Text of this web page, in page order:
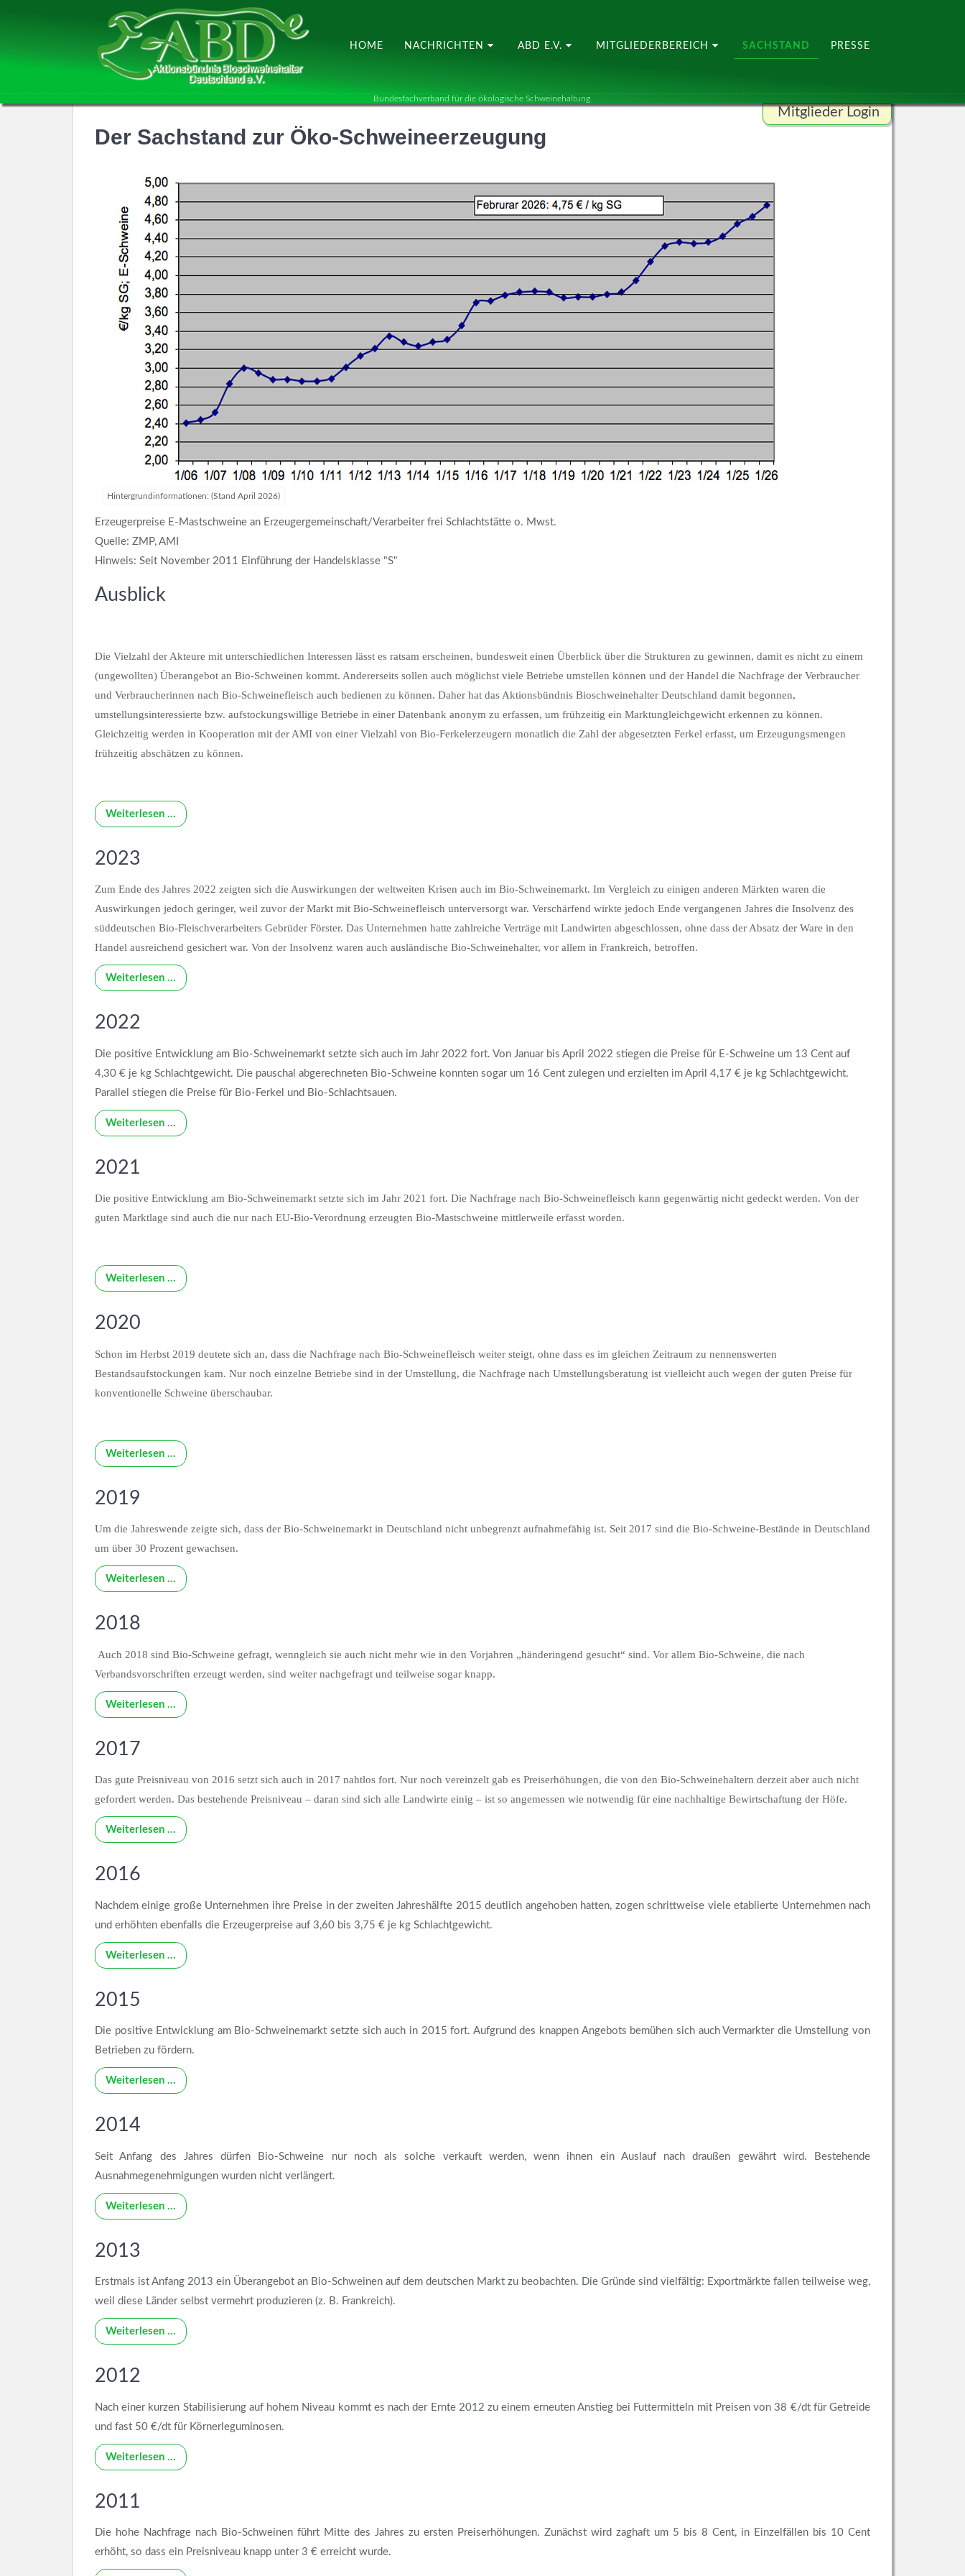
HOME NACHRICHTEN ABD E.V. MITGLIEDERBEREICH SACHSTAND PRESSE
Bundesfachverband für die ökologische Schweinehaltung
Mitglieder Login
Der Sachstand zur Öko-Schweineerzeugung
Hintergrundinformationen: (Stand April 2026)
Erzeugerpreise E-Mastschweine an Erzeugergemeinschaft/Verarbeiter frei Schlachtstätte o. Mwst.
Quelle: ZMP, AMI
Hinweis: Seit November 2011 Einführung der Handelsklasse "S"
Ausblick
Die Vielzahl der Akteure mit unterschiedlichen Interessen lässt es ratsam erscheinen, bundesweit einen Überblick über die Strukturen zu gewinnen, damit es nicht zu einem
(ungewollten) Überangebot an Bio-Schweinen kommt. Andererseits sollen auch möglichst viele Betriebe umstellen können und der Handel die Nachfrage der Verbraucher
und Verbraucherinnen nach Bio-Schweinefleisch auch bedienen zu können. Daher hat das Aktionsbündnis Bioschweinehalter Deutschland damit begonnen,
umstellungsinteressierte bzw. aufstockungswillige Betriebe in einer Datenbank anonym zu erfassen, um frühzeitig ein Marktungleichgewicht erkennen zu können.
Gleichzeitig werden in Kooperation mit der AMI von einer Vielzahl von Bio-Ferkelerzeugern monatlich die Zahl der abgesetzten Ferkel erfasst, um Erzeugungsmengen
frühzeitig abschätzen zu können.
Weiterlesen …
2023
Zum Ende des Jahres 2022 zeigten sich die Auswirkungen der weltweiten Krisen auch im Bio-Schweinemarkt. Im Vergleich zu einigen anderen Märkten waren die
Auswirkungen jedoch geringer, weil zuvor der Markt mit Bio-Schweinefleisch unterversorgt war. Verschärfend wirkte jedoch Ende vergangenen Jahres die Insolvenz des
süddeutschen Bio-Fleischverarbeiters Gebrüder Förster. Das Unternehmen hatte zahlreiche Verträge mit Landwirten abgeschlossen, ohne dass der Absatz der Ware in den
Handel ausreichend gesichert war. Von der Insolvenz waren auch ausländische Bio-Schweinehalter, vor allem in Frankreich, betroffen.
Weiterlesen …
2022
Die positive Entwicklung am Bio-Schweinemarkt setzte sich auch im Jahr 2022 fort. Von Januar bis April 2022 stiegen die Preise für E-Schweine um 13 Cent auf
4,30 € je kg Schlachtgewicht. Die pauschal abgerechneten Bio-Schweine konnten sogar um 16 Cent zulegen und erzielten im April 4,17 € je kg Schlachtgewicht.
Parallel stiegen die Preise für Bio-Ferkel und Bio-Schlachtsauen.
Weiterlesen …
2021
Die positive Entwicklung am Bio-Schweinemarkt setzte sich im Jahr 2021 fort. Die Nachfrage nach Bio-Schweinefleisch kann gegenwärtig nicht gedeckt werden. Von der
guten Marktlage sind auch die nur nach EU-Bio-Verordnung erzeugten Bio-Mastschweine mittlerweile erfasst worden.
Weiterlesen …
2020
Schon im Herbst 2019 deutete sich an, dass die Nachfrage nach Bio-Schweinefleisch weiter steigt, ohne dass es im gleichen Zeitraum zu nennenswerten
Bestandsaufstockungen kam. Nur noch einzelne Betriebe sind in der Umstellung, die Nachfrage nach Umstellungsberatung ist vielleicht auch wegen der guten Preise für
konventionelle Schweine überschaubar.
Weiterlesen …
2019
Um die Jahreswende zeigte sich, dass der Bio-Schweinemarkt in Deutschland nicht unbegrenzt aufnahmefähig ist. Seit 2017 sind die Bio-Schweine-Bestände in Deutschland
um über 30 Prozent gewachsen.
Weiterlesen …
2018
Auch 2018 sind Bio-Schweine gefragt, wenngleich sie auch nicht mehr wie in den Vorjahren „händeringend gesucht“ sind. Vor allem Bio-Schweine, die nach
Verbandsvorschriften erzeugt werden, sind weiter nachgefragt und teilweise sogar knapp.
Weiterlesen …
2017
Das gute Preisniveau von 2016 setzt sich auch in 2017 nahtlos fort. Nur noch vereinzelt gab es Preiserhöhungen, die von den Bio-Schweinehaltern derzeit aber auch nicht
gefordert werden. Das bestehende Preisniveau – daran sind sich alle Landwirte einig – ist so angemessen wie notwendig für eine nachhaltige Bewirtschaftung der Höfe.
Weiterlesen …
2016
Nachdem einige große Unternehmen ihre Preise in der zweiten Jahreshälfte 2015 deutlich angehoben hatten, zogen schrittweise viele etablierte Unternehmen nach
und erhöhten ebenfalls die Erzeugerpreise auf 3,60 bis 3,75 € je kg Schlachtgewicht.
Weiterlesen …
2015
Die positive Entwicklung am Bio-Schweinemarkt setzte sich auch in 2015 fort. Aufgrund des knappen Angebots bemühen sich auch Vermarkter die Umstellung von
Betrieben zu fördern.
Weiterlesen …
2014
Seit Anfang des Jahres dürfen Bio-Schweine nur noch als solche verkauft werden, wenn ihnen ein Auslauf nach draußen gewährt wird. Bestehende
Ausnahmegenehmigungen wurden nicht verlängert.
Weiterlesen …
2013
Erstmals ist Anfang 2013 ein Überangebot an Bio-Schweinen auf dem deutschen Markt zu beobachten. Die Gründe sind vielfältig: Exportmärkte fallen teilweise weg,
weil diese Länder selbst vermehrt produzieren (z. B. Frankreich).
Weiterlesen …
2012
Nach einer kurzen Stabilisierung auf hohem Niveau kommt es nach der Ernte 2012 zu einem erneuten Anstieg bei Futtermitteln mit Preisen von 38 €/dt für Getreide
und fast 50 €/dt für Körnerleguminosen.
Weiterlesen …
2011
Die hohe Nachfrage nach Bio-Schweinen führt Mitte des Jahres zu ersten Preiserhöhungen. Zunächst wird zaghaft um 5 bis 8 Cent, in Einzelfällen bis 10 Cent
erhöht, so dass ein Preisniveau knapp unter 3 € erreicht wurde.